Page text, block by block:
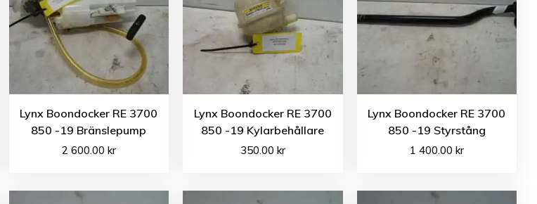
Lynx Boondocker RE 3700
850 -19 Bränslepump
2 600.00 kr
Lynx Boondocker RE 3700
850 -19 Kylarbehållare
350.00 kr
Lynx Boondocker RE 3700
850 -19 Styrstång
1 400.00 kr